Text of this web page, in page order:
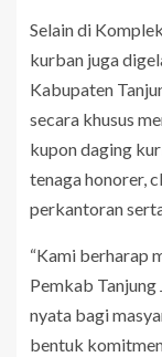
Selain di
kurban juga
Kabupaten
secara khusus
kupon daging
tenaga honorer,
perkantoran
“Kami berharap
Pemkab
nyata bagi
bentuk